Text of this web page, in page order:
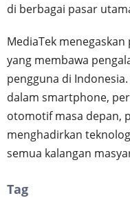
di berbagai pasar
MediaTek
yang membawa
pengguna di
dalam smartphone,
otomotif masa depan,
menghadirkan
semua kalangan
Tag